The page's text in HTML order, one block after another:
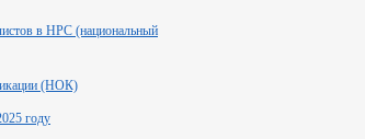
в НРС (национальный
(НОК)
году